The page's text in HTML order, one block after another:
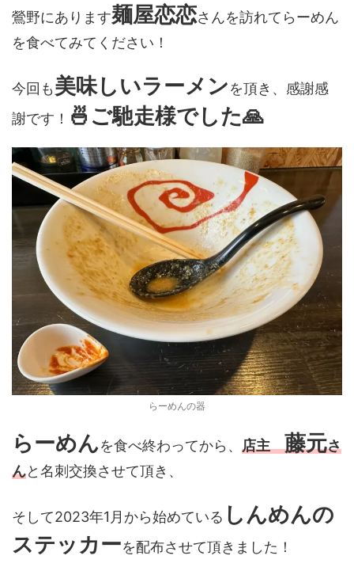
鶯野にあります麺屋恋恋さんを訪れてらーめん
を食べてみてください！
今回も美味しいラーメンを頂き、感謝感
謝です！ 🍜ご馳走様でした🙏
らーめんの器
らーめんを食べ終わってから、 店主藤元さ
んと名刺交換させて頂き、
そして2023年1月から始めている しんめんの
ステッカーを配布させて頂きました！